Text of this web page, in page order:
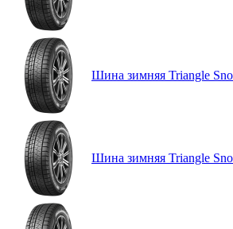
Шина зимняя Triangle
Шина зимняя Triangle